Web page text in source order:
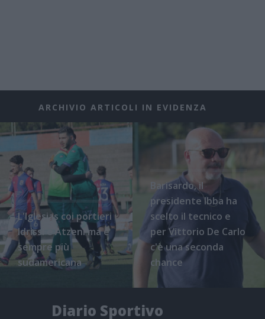
ARCHIVIO ARTICOLI IN EVIDENZA
L'Iglesias coi portieri
Idrissi e Atzeni ma è
sempre più
sudamericana
Barisardo, il
presidente Ibba ha
scelto il tecnico e
per Vittorio De Carlo
c'è una seconda
chance
Diario Sportivo